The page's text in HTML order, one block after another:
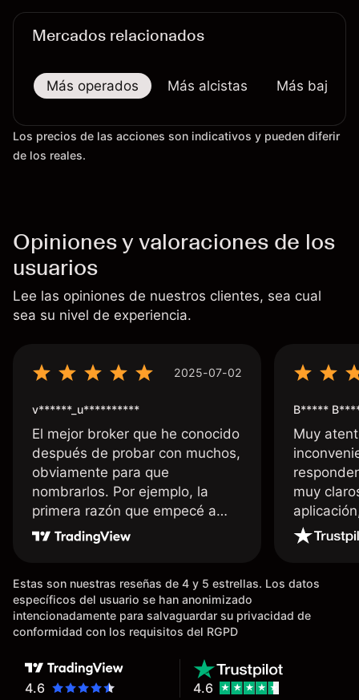
Mercados relacionados
Más operados Más alcistas Más bajistas
Los precios de las acciones son indicativos y pueden diferir
de los reales.
Opiniones y valoraciones de los
usuarios
Lee las opiniones de nuestros clientes, sea cual
sea su nivel de experiencia.
2025-07-02
v******_u**********
El mejor broker que he conocido
después de probar con muchos,
obviamente para que
nombrarlos. Por ejemplo, la
primera razón que empecé a
usar Capital fue la llegada de mi
existentes en el mercado que
tardan días o tienen mucha
burocracia; y la segunda razón,
hecho de operar en un mercado
determinado, debido a los
B*****
Muy
muy
Estas son nuestras reseñas de 4 y 5 estrellas. Los datos
específicos del usuario se han anonimizado
intencionadamente para salvaguardar su privacidad de
conformidad con los requisitos del RGPD
4.6 4.6